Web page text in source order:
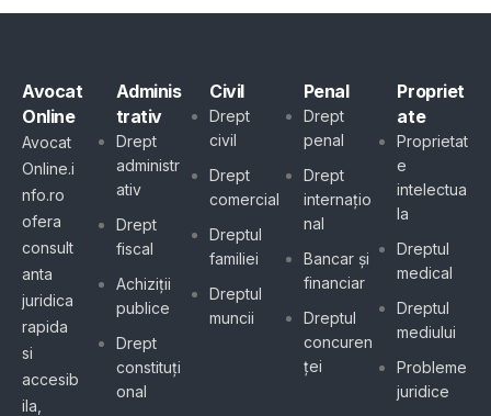
Avocat
Online
Avocat
Online.i
nfo.ro
ofera
consult
anta
juridica
rapida
si
accesib
ila,
Adminis
trativ
Drept
administr
ativ
Drept
fiscal
Achiziții
publice
Drept
constituți
onal
Civil
Drept
civil
Drept
comercial
Dreptul
familiei
Dreptul
muncii
Penal
Drept
penal
Drept
internațio
nal
Bancar și
financiar
Dreptul
concuren
ței
Propriet
ate
Proprietat
e
intelectua
la
Dreptul
medical
Dreptul
mediului
Probleme
juridice